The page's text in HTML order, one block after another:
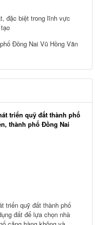
đặc biệt trong lĩnh vực
Đồng Nai Vũ Hồng Văn
triển quỹ đất thành phố
thành phố Đồng Nai
triển quỹ đất thành phố
đất để lựa chọn nhà